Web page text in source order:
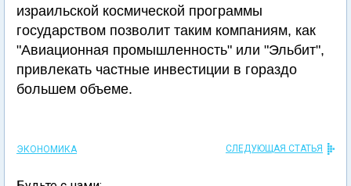
израильской космической программы
государством позволит таким компаниям, как
"Авиационная промышленность" или "Эльбит",
привлекать частные инвестиции в гораздо
большем объеме.
ЭКОНОМИКА СЛЕДУЮЩАЯ СТАТЬЯ